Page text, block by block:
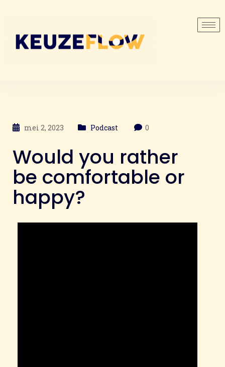
mei 2, 2023 Podcast 0
Would you rather
be comfortable or
happy?